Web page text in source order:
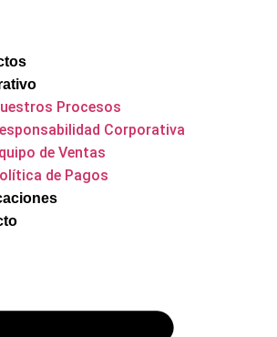
Procesos
Corporativa
de Ventas
de Pagos